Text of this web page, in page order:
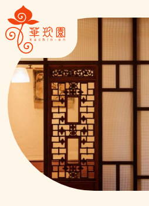
店舗紹介
メニュー
アラカルト
華珍園について
お問い合わせ